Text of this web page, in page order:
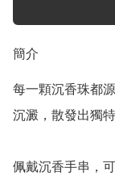
簡介
每一顆沉香珠都
沉澱，散發出獨
佩戴沉香手串，